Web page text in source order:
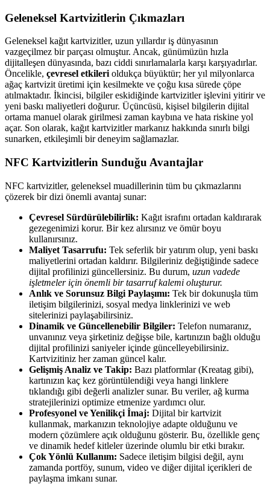
Geleneksel Kartvizitlerin Çıkmazları
Geleneksel kağıt kartvizitler, uzun yıllardır iş dünyasının
vazgeçilmez bir parçası olmuştur. Ancak, günümüzün hızla
dijitalleşen dünyasında, bazı ciddi sınırlamalarla karşı karşıyadırlar.
Öncelikle, çevresel etkileri oldukça büyüktür; her yıl milyonlarca
ağaç kartvizit üretimi için kesilmekte ve çoğu kısa sürede çöpe
atılmaktadır. İkincisi, bilgiler eskidiğinde kartvizitler işlevini yitirir ve
yeni baskı maliyetleri doğurur. Üçüncüsü, kişisel bilgilerin dijital
ortama manuel olarak girilmesi zaman kaybına ve hata riskine yol
açar. Son olarak, kağıt kartvizitler markanız hakkında sınırlı bilgi
sunarken, etkileşimli bir deneyim sağlamazlar.
NFC Kartvizitlerin Sunduğu Avantajlar
NFC kartvizitler, geleneksel muadillerinin tüm bu çıkmazlarını
çözerek bir dizi önemli avantaj sunar:
Çevresel Sürdürülebilirlik: Kağıt israfını ortadan kaldırarak
gezegenimizi korur. Bir kez alırsınız ve ömür boyu
kullanırsınız.
Maliyet Tasarrufu: Tek seferlik bir yatırım olup, yeni baskı
maliyetlerini ortadan kaldırır. Bilgileriniz değiştiğinde sadece
dijital profilinizi güncellersiniz. Bu durum, uzun vadede
işletmeler için önemli bir tasarruf kalemi oluşturur.
Anlık ve Sorunsuz Bilgi Paylaşımı: Tek bir dokunuşla tüm
iletişim bilgilerinizi, sosyal medya linklerinizi ve web
sitelerinizi paylaşabilirsiniz.
Dinamik ve Güncellenebilir Bilgiler: Telefon numaranız,
unvanınız veya şirketiniz değişse bile, kartınızın bağlı olduğu
dijital profilinizi saniyeler içinde güncelleyebilirsiniz.
Kartvizitiniz her zaman güncel kalır.
Gelişmiş Analiz ve Takip: Bazı platformlar (Kreatag gibi),
kartınızın kaç kez görüntülendiği veya hangi linklere
tıklandığı gibi değerli analizler sunar. Bu veriler, ağ kurma
stratejilerinizi optimize etmenize yardımcı olur.
Profesyonel ve Yenilikçi İmaj: Dijital bir kartvizit
kullanmak, markanızın teknolojiye adapte olduğunu ve
modern çözümlere açık olduğunu gösterir. Bu, özellikle genç
ve dinamik hedef kitleler üzerinde olumlu bir etki bırakır.
Çok Yönlü Kullanım: Sadece iletişim bilgisi değil, aynı
zamanda portföy, sunum, video ve diğer dijital içerikleri de
paylaşma imkanı sunar.